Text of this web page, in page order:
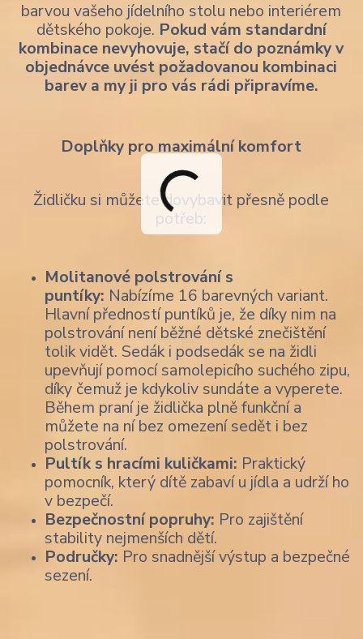
barvou vašeho jídelního stolu nebo interiérem
dětského pokoje. Pokud vám standardní
kombinace nevyhovuje, stačí do poznámky v
objednávce uvést požadovanou kombinaci
barev a my ji pro vás rádi připravíme.
Doplňky pro maximální komfort
Židličku si můžete dovybavit přesně podle
potřeb:
Molitanové polstrování s
puntíky: Nabízíme 16 barevných variant.
Hlavní předností puntíků je, že díky nim na
polstrování není běžné dětské znečištění
tolik vidět. Sedák i podsedák se na židli
upevňují pomocí samolepicího suchého zipu,
díky čemuž je kdykoliv sundáte a vyperete.
Během praní je židlička plně funkční a
můžete na ní bez omezení sedět i bez
polstrování.
Pultík s hracími kuličkami: Praktický
pomocník, který dítě zabaví u jídla a udrží ho
v bezpečí.
Bezpečnostní popruhy: Pro zajištění
stability nejmenších dětí.
Područky: Pro snadnější výstup a bezpečné
sezení.